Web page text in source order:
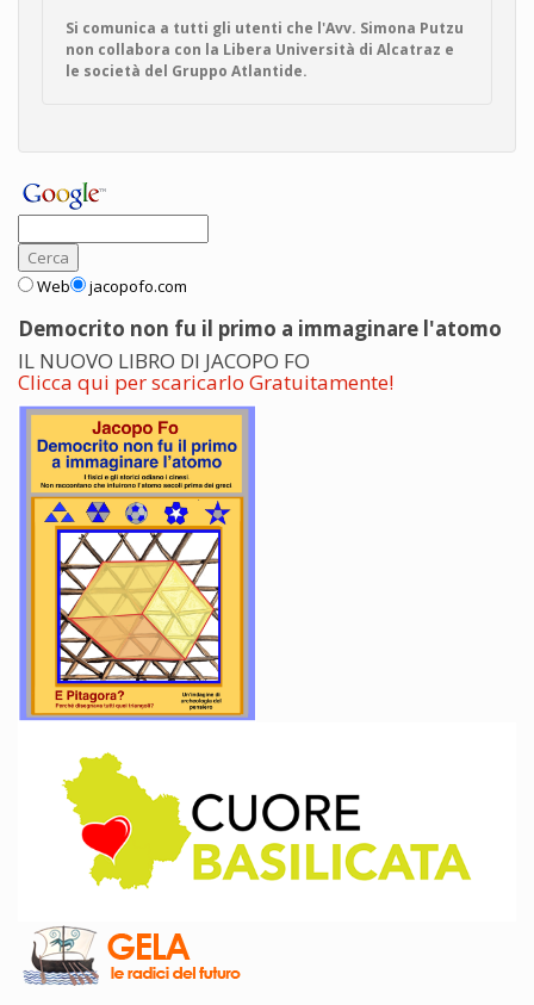
Si comunica a tutti gli utenti che l'Avv. Simona Putzu
non collabora con la Libera Università di Alcatraz e
le società del Gruppo Atlantide.
Web jacopofo.com
Democrito non fu il primo a immaginare l'atomo
IL NUOVO LIBRO DI JACOPO FO
Clicca qui per scaricarlo Gratuitamente!